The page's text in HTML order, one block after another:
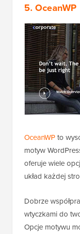
5. OceanWP
OceanWPto
motyw
oferuje wiele
układ każdej
Dobrze
wtyczkami do
Opcje motywu